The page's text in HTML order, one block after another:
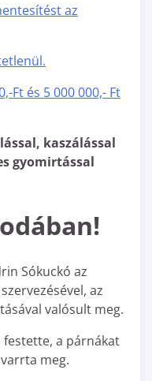
az
Ft és 5 000 000,- Ft
kaszálással
gyomirtással
Sókuckó az
az
valósult meg.
festette, a párnákat
meg.